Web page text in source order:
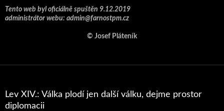
Tento web byl oficiálně spuštěn 9.12.2019
administrátor webu: admin@farnostpm.cz
© Josef Pláteník
Lev XIV.: Válka plodí jen další válku, dejme prostor
diplomacii